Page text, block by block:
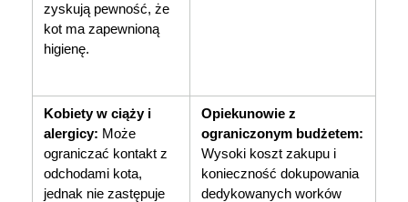
zyskują pewność, że
kot ma zapewnioną
higienę.
Kobiety w ciąży i
alergicy: Może
ograniczać kontakt z
odchodami kota,
jednak nie zastępuje
Opiekunowie z
ograniczonym budżetem:
Wysoki koszt zakupu i
konieczność dokupowania
dedykowanych worków